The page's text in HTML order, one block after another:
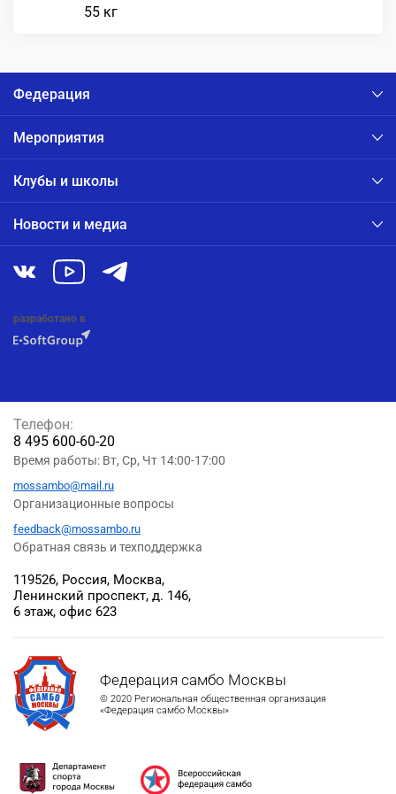
55 кг
Федерация
Мероприятия
Клубы и школы
Новости и медиа
разработано в
Федерация самбо Москвы
© 2020 Региональная общественная организация
«Федерация самбо Москвы»
119526, Россия, Москва,
Ленинский проспект, д. 146,
6 этаж, офис 623
Телефон:
8 495 600-60-20
Время работы: Вт, Ср, Чт 14:00-17:00
mossambo@mail.ru
Организационные вопросы
feedback@mossambo.ru
Обратная связь и техподдержка